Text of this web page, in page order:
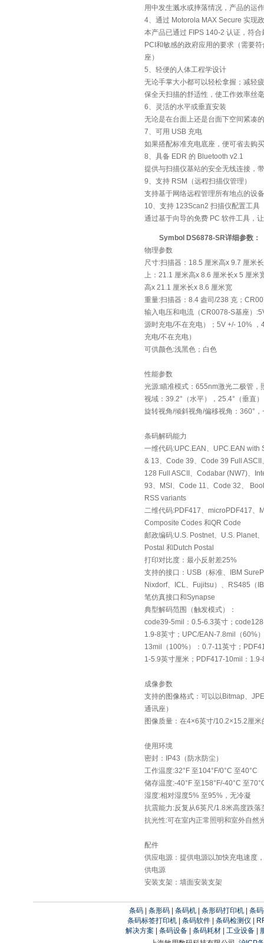
用中发生溅水或摔落情况，产品的运
4、通过 Motorola MAX Secure 实现
本产品已通过 FIPS 140-2 认证，符
PCI和敏感的政府应用的要求（需要
座）
5、轻便的人体工程学设计
无论手掌大小都可以轻松拿握；减轻
保全天扫描的舒适性，使工作效率丝
6、灵活的水平或垂直安装
无论是在台面上还是台面下空间紧凑
7、可用 USB 充电
如果搭配标准充电底座，便可省去购
8、具备 EDR 的 Bluetooth v2.1
提供与扫描仪基站的安全无线连接，
9、支持 RSM（远程扫描仪管理）
支持基于网络远程管理所有地点的设
10、支持 123Scan2 扫描仪配置工具
通过基于向导的免费 PC 软件工具，
Symbol DS6878-SR详细参数：
物理参数
尺寸:扫描器：18.5 厘米高x 9.7 厘米
上：21.1 厘米高x 8.6 厘米长x 5 厘米
高x 21.1 厘米长x 8.6 厘米宽
重量:扫描器：8.4 盎司/238 克；
输入电压和电流（CR0078-S基座）
源时充电/不在充电）；5V +/- 10%
充电/不在充电）
可供颜色:浅黑色；白色
性能参数
光源:瞄准模式：655nm激光二极管，
视域：39.2°（水平），25.4°（垂直）
旋转视角/倾斜视角/偏移视角：360°，
条码解码能力
一维代码:UPC.EAN、UPC.EAN
& 13、Code 39、Code 39 Full
128 Full ASCII、Codabar (NW7)、
93、MSI、Code 11、Code 32、
RSS variants
二维代码:PDF417、microPDF417、
Composite Codes 和QR Code
邮政编码:U.S. Postnet、U.S. Planet
Postal 和Dutch Postal
打印对比度：最小反射差25%
支持的接口：USB（标准、IBM
Nixdorf、ICL、Fujitsu）、RS485（
笔仿真接口和Synapse
典型解码范围（触发模式）：
code39-5mil：0.5-6.3英寸；
1.9-8英寸；UPC/EAN-7.8mil（60%
13mil（100%）：0.7-11英寸；
1-5.9英寸厘米；PDF417-10mil：
成像参数
支持的图像格式：可以以Bitmap、
通讯座）
图像质量：在4×6英寸/10.2×15.2厘
使用环境
密封：IP43（防水防尘）
工作温度:32°F 至104°F/0°C 至40°C
储存温度:-40°F 至158°F/-40°C 至
湿度:相对湿度5% 至95%，无冷凝
抗震能力:反复从6英尺/1.8米高度跌
抗光性:可在室内正常照明和室外自然
配件
供应电源：提供电源以加快充电速度
供电源
安装支架：墙面安装支架
条码 条形码 条码机 条形码打印机
条
条码标签打印机| 条码软件| 条码检测仪
解决方案
条码设备 条码耗材 工业设备